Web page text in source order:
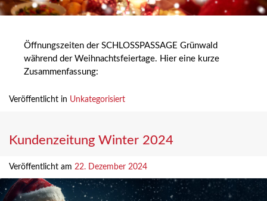
Öffnungszeiten der SCHLOSSPASSAGE Grünwald
während der Weihnachtsfeiertage. Hier eine kurze
Zusammenfassung:
Veröffentlicht in Unkategorisiert
Kundenzeitung Winter 2024
Veröffentlicht am 22. Dezember 2024